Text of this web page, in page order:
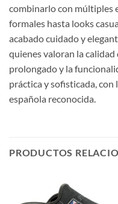
combinarlo con múltiples
formales hasta looks
acabado cuidado y
quienes valoran la
prolongado y la
práctica y sofisticada, con
española reconocida.
PRODUCTOS